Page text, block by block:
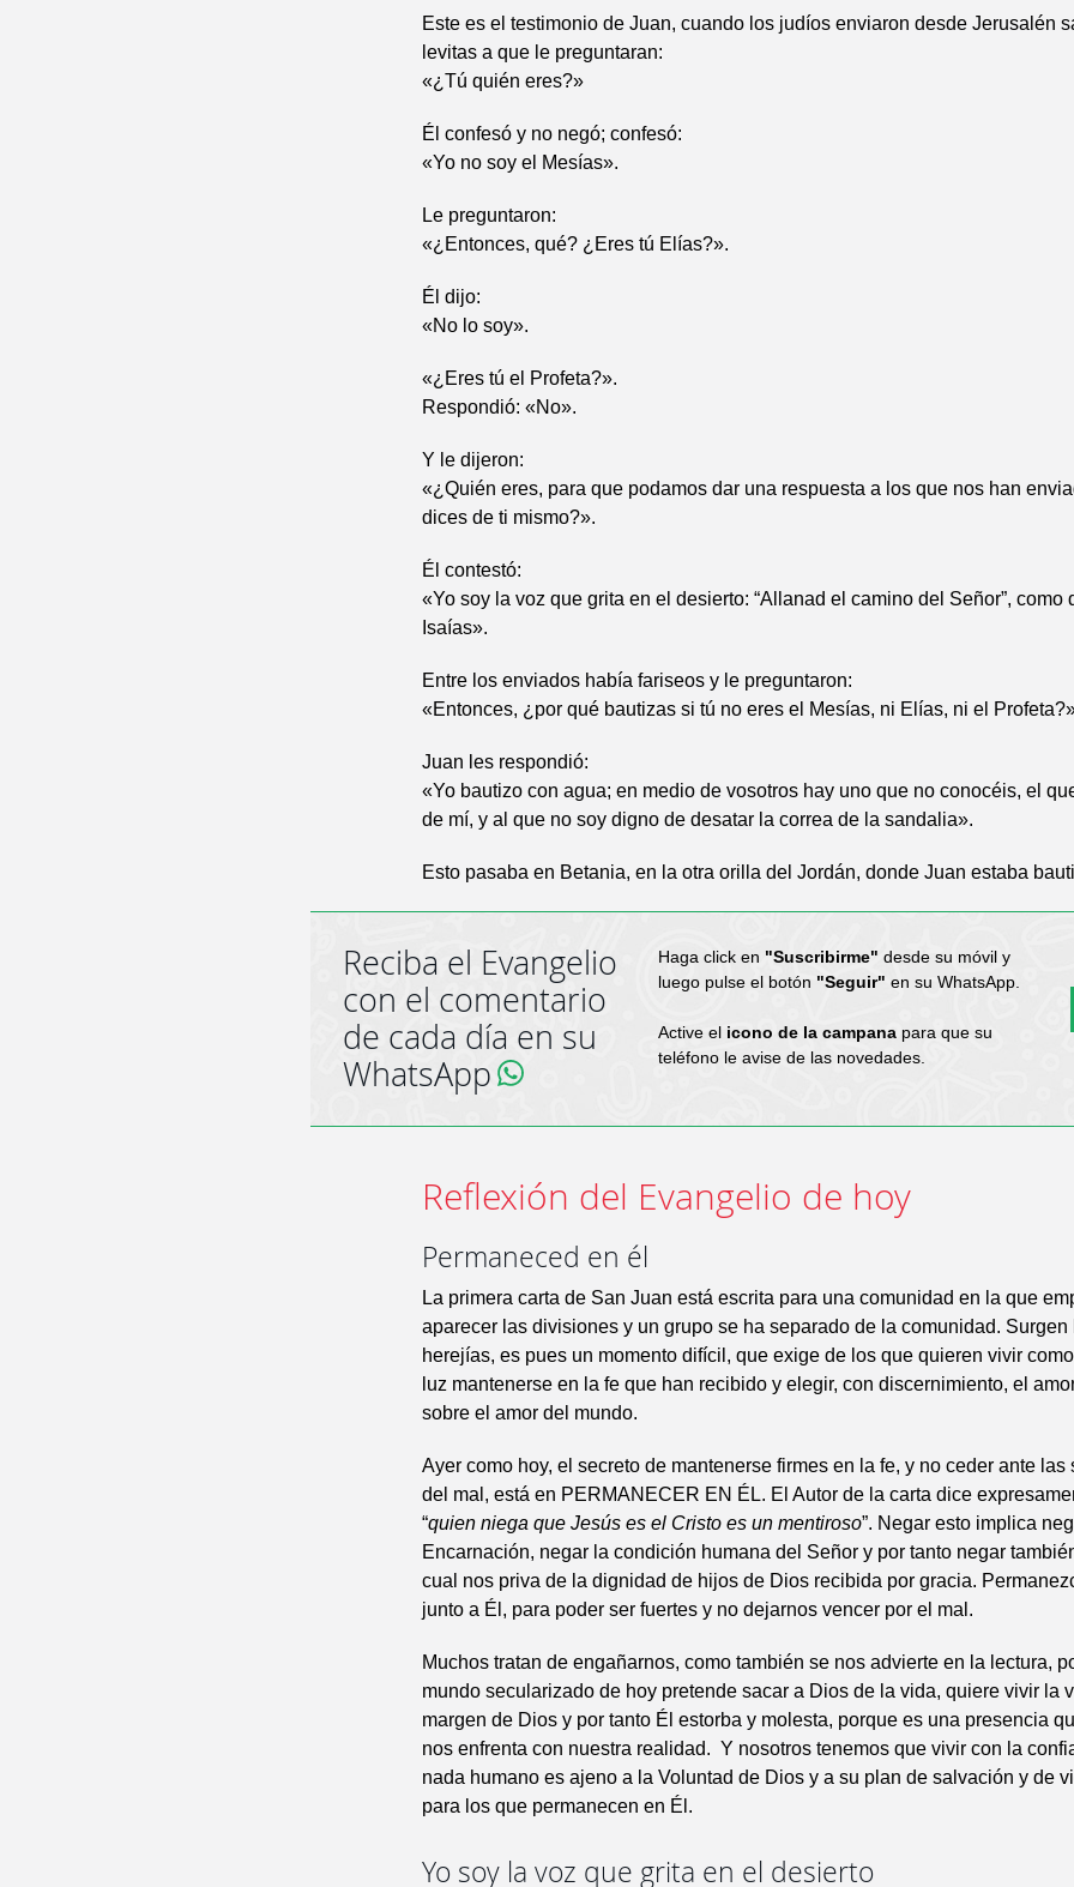
Este es el testimonio de Juan, cuando los judíos enviaron desde Jerusalén
levitas a que le preguntaran:
«¿Tú quién eres?»
Él confesó y no negó; confesó:
«Yo no soy el Mesías».
Le preguntaron:
«¿Entonces, qué? ¿Eres tú Elías?».
Él dijo:
«No lo soy».
«¿Eres tú el Profeta?».
Respondió: «No».
Y le dijeron:
«¿Quién eres, para que podamos dar una respuesta a los que nos han
dices de ti mismo?».
Él contestó:
«Yo soy la voz que grita en el desierto: “Allanad el camino del Señor”, como
Isaías».
Entre los enviados había fariseos y le preguntaron:
«Entonces, ¿por qué bautizas si tú no eres el Mesías, ni Elías, ni el
Juan les respondió:
«Yo bautizo con agua; en medio de vosotros hay uno que no conocéis, el
de mí, y al que no soy digno de desatar la correa de la sandalia».
Esto pasaba en Betania, en la otra orilla del Jordán, donde Juan estaba
Reciba el Evangelio
con el comentario
de cada día en su
WhatsApp
Haga click en "Suscribirme" desde su móvil y
luego pulse el botón "Seguir" en su WhatsApp.
Active el icono de la campanapara que su
teléfono le avise de las novedades.
Reflexión del Evangelio de hoy
Permaneced en él
La primera carta de San Juan está escrita para una comunidad en la que
aparecer las divisiones y un grupo se ha separado de la comunidad. Surgen
herejías, es pues un momento difícil, que exige de los que quieren vivir
luz mantenerse en la fe que han recibido y elegir, con discernimiento, el
sobre el amor del mundo.
Ayer como hoy, el secreto de mantenerse firmes en la fe, y no ceder ante las
del mal, está en PERMANECER EN ÉL. El Autor de la carta dice
“quien niega que Jesús es el Cristo es un mentiroso”. Negar esto implica
Encarnación, negar la condición humana del Señor y por tanto negar
cual nos priva de la dignidad de hijos de Dios recibida por gracia.
junto a Él, para poder ser fuertes y no dejarnos vencer por el mal.
Muchos tratan de engañarnos, como también se nos advierte en la lectura,
mundo secularizado de hoy pretende sacar a Dios de la vida, quiere vivir la
margen de Dios y por tanto Él estorba y molesta, porque es una presencia
nos enfrenta con nuestra realidad. Y nosotros tenemos que vivir con la
nada humano es ajeno a la Voluntad de Dios y a su plan de salvación y de
para los que permanecen en Él.
Yo soy la voz que grita en el desierto